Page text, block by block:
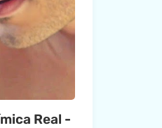
Real -